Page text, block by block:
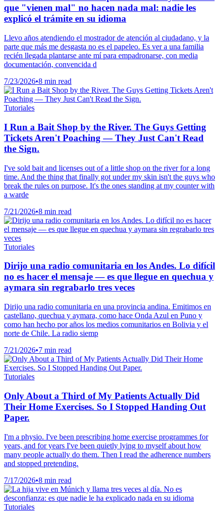
que "vienen mal" no hacen nada mal: nadie les
explicó el trámite en su idioma
Llevo años atendiendo el mostrador de atención al ciudadano, y la
parte que más me desgasta no es el papeleo. Es ver a una familia
recién llegada plantarse ante mí para empadronarse, con media
documentación, convencida d
7/23/2026•8 min read
Tutoriales
I Run a Bait Shop by the River. The Guys Getting
Tickets Aren't Poaching — They Just Can't Read
the Sign.
I've sold bait and licenses out of a little shop on the river for a long
time. And the thing that finally got under my skin isn't the guys who
break the rules on purpose. It's the ones standing at my counter with
a warde
7/21/2026•8 min read
Tutoriales
Dirijo una radio comunitaria en los Andes. Lo difícil
no es hacer el mensaje — es que llegue en quechua y
aymara sin regrabarlo tres veces
Dirijo una radio comunitaria en una provincia andina. Emitimos en
castellano, quechua y aymara, como hace Onda Azul en Puno y
como han hecho por años los medios comunitarios en Bolivia y el
norte de Chile. La radio siemp
7/21/2026•7 min read
Tutoriales
Only About a Third of My Patients Actually Did
Their Home Exercises. So I Stopped Handing Out
Paper.
I'm a physio. I've been prescribing home exercise programmes for
years, and for years I've been quietly lying to myself about how
many people actually do them. Then I read the adherence numbers
and stopped pretending.
7/17/2026•8 min read
Tutoriales